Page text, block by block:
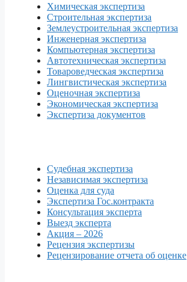
Химическая экспертиза
Строительная экспертиза
Землеустроительная экспертиза
Инженерная экспертиза
Компьютерная экспертиза
Автотехническая экспертиза
Товароведческая экспертиза
Лингвистическая экспертиза
Оценочная экспертиза
Экономическая экспертиза
Экспертиза документов
Судебная экспертиза
Независимая экспертиза
Оценка для суда
Экспертиза Гос.контракта
Консультация эксперта
Выезд эксперта
Акция – 2026
Рецензия экспертизы
Рецензирование отчета об оценке